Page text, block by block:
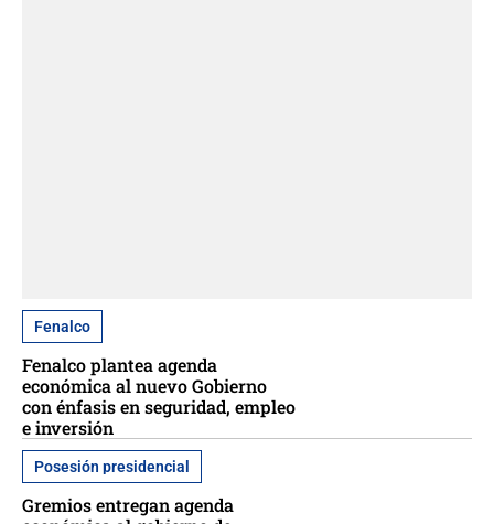
Fenalco
Fenalco plantea agenda
económica al nuevo Gobierno
con énfasis en seguridad, empleo
e inversión
Posesión presidencial
Gremios entregan agenda